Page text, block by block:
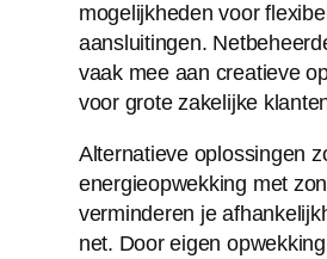
mogelijkheden voor
aansluitingen.
vaak mee aan creatieve
voor grote zakelijke
Alternatieve oplossingen
energieopwekking met
verminderen je
net. Door eigen